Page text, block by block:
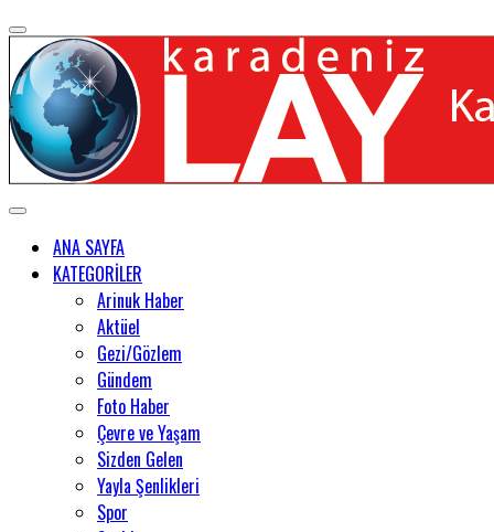
ANA SAYFA
KATEGORİLER
Arinuk Haber
Aktüel
Gezi/Gözlem
Gündem
Foto Haber
Çevre ve Yaşam
Sizden Gelen
Yayla Şenlikleri
Spor